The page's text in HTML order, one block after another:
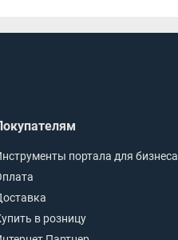
портала для бизнеса
в розницу